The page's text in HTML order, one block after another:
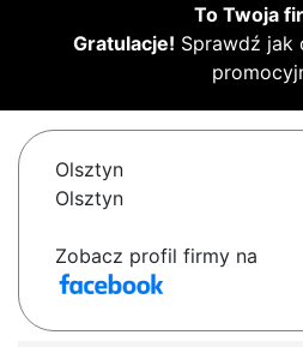
To Twoja
Gratulacje! Sprawdź jak
Olsztyn
Olsztyn
Zobacz profil firmy na